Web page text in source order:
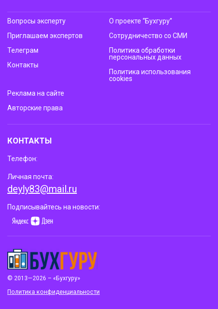
© 2013—2026 – «Бухгуру»
Политика конфиденциальности
Вопросы эксперту
Приглашаем экспертов
Телеграм
Контакты
О проекте “Бухгуру”
Сотрудничество со СМИ
Политика обработки
персональных данных
Политика использования
cookies
Реклама на сайте
Авторские права
КОНТАКТЫ
Телефон:
Личная почта:
deyly83@mail.ru
Подписывайтесь на новости: